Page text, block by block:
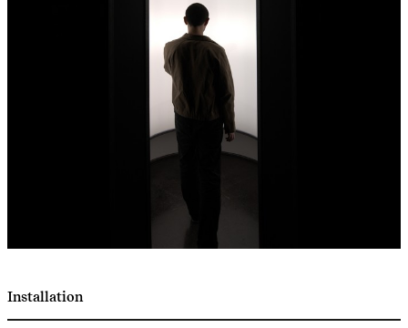
Installation